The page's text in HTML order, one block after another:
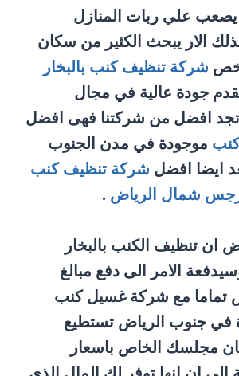
يصعب علي ربات المنازل
الار يبحث الكثير من سكان
شركة تنظيف كنب بالبخار
جودة عالية في مجال
تجد افضل من شركتنا فهى افضل
موجودة في مدن الجنوب
ايضا افضل شركة تنظيف كنب
شمال الرياض .
ان تنظيف الكنب بالبخار
الامر الى دفع مبالغ
تماما مع شركة غسيل كنب
في جنوب الرياض تستطيع
مجلسك الخاص باسعار